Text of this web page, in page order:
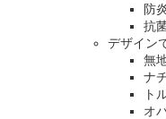
防
抗
デザイン
無
ナ
ト
オ